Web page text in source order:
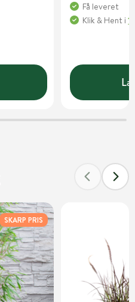
Få leveret
Klik & Hent i
SKARP PRIS